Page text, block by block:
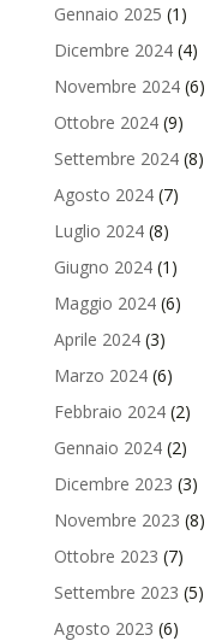
Gennaio 2025 (1)
Dicembre 2024(4)
Novembre 2024(6)
Ottobre 2024(9)
Settembre 2024(8)
Agosto 2024(7)
Luglio 2024(8)
Giugno 2024(1)
Maggio 2024(6)
Aprile 2024(3)
Marzo 2024(6)
Febbraio 2024(2)
Gennaio 2024(2)
Dicembre 2023 (3)
Novembre 2023 (8)
Ottobre 2023 (7)
Settembre 2023 (5)
Agosto 2023 (6)